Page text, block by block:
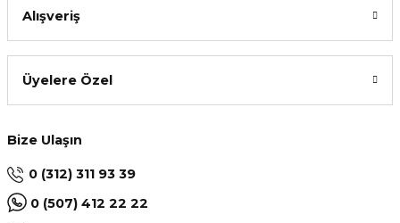
Alışveriş
Üyelere Özel
Bize Ulaşın
0 (312) 311 93 39
0 (507) 412 22 22